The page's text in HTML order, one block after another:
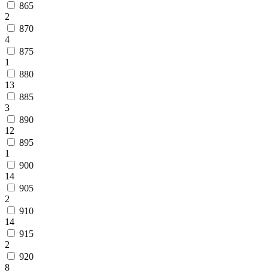
865
2
870
4
875
1
880
13
885
3
890
12
895
1
900
14
905
2
910
14
915
2
920
8